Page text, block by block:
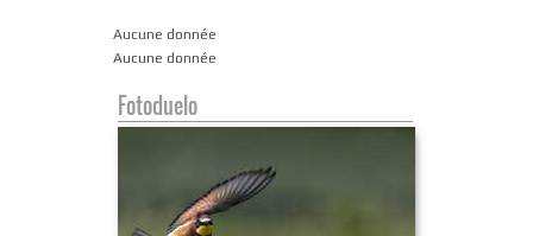
Aucune donnée
Aucune donnée
Fotoduelo